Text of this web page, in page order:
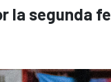
la segunda